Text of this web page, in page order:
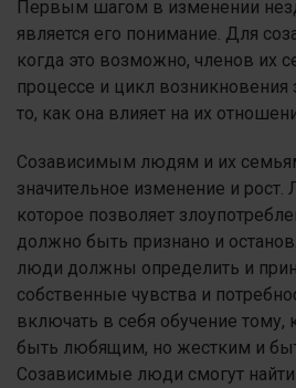
Первым шагом в изменении
является его понимание. Для
когда это возможно, членов их
процессе и цикл возникновения
то, как она влияет на их
Созависимым людям и их
значительное изменение и
которое позволяет
должно быть признано и
люди должны определить и
собственные чувства и
включать в себя обучение тому,
быть любящим, но жестким и
Созависимые люди смогут